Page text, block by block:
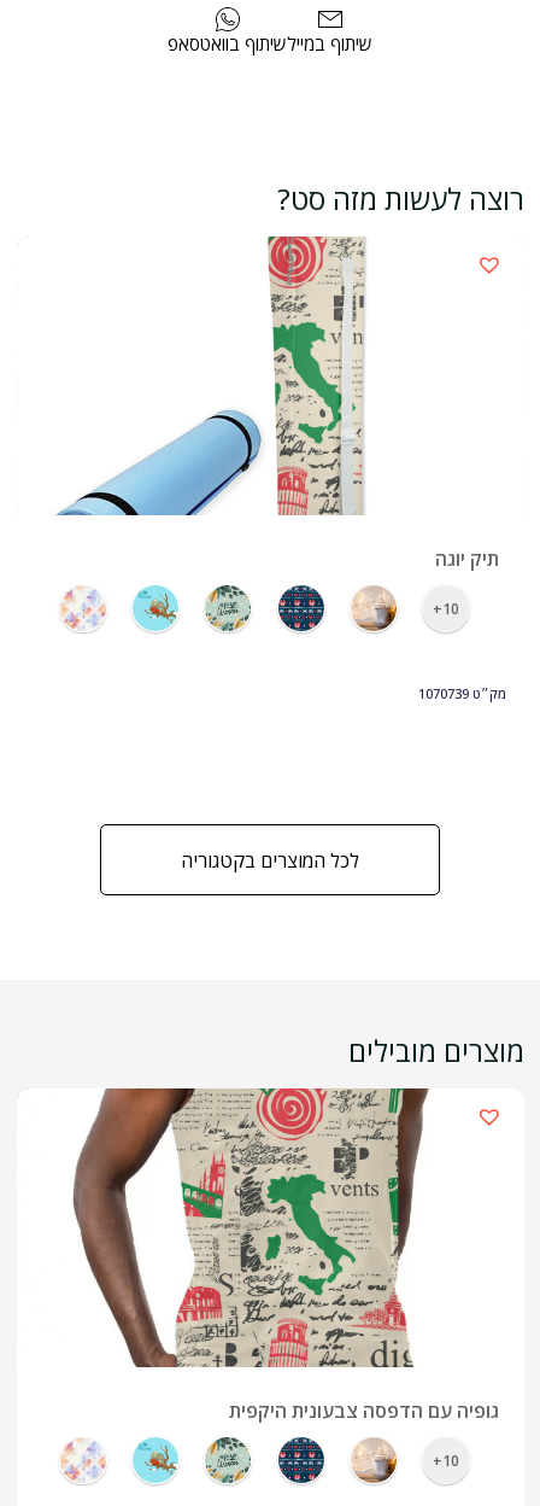
שיתוף בוואטסאפשיתוף במייל
רוצה לעשות מזה סט?
תיק יוגה
10+
מק״ט1070739
לכל המוצרים בקטגוריה
מוצרים מובילים
גופיה עם הדפסה צבעונית היקפית
10+